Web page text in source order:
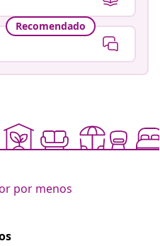
Recomendado
por menos